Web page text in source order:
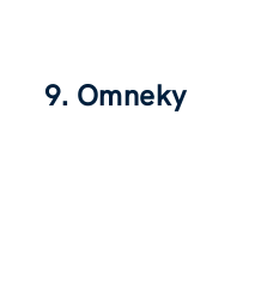
9. Omneky